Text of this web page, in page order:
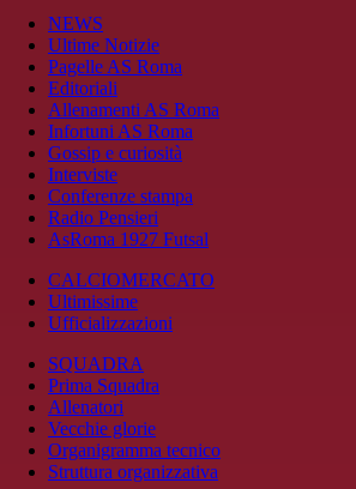
NEWS
Ultime Notizie
Pagelle AS Roma
Editoriali
Allenamenti AS Roma
Infortuni AS Roma
Gossip e curiosità
Interviste
Conferenze stampa
Radio Pensieri
AsRoma 1927 Futsal
CALCIOMERCATO
Ultimissime
Ufficializzazioni
SQUADRA
Prima Squadra
Allenatori
Vecchie glorie
Organigramma tecnico
Struttura organizzativa